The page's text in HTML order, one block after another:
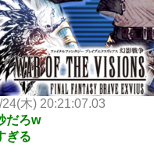
木) 20:21:07.03
だろw
ぎる